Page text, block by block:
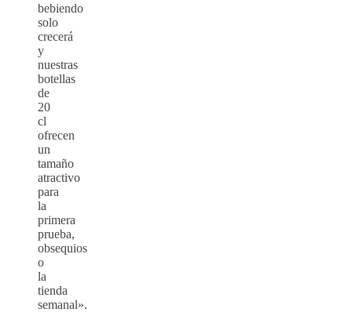
bebiendo
solo
crecerá
y
nuestras
botellas
de
20
cl
ofrecen
un
tamaño
atractivo
para
la
primera
prueba,
obsequios
o
la
tienda
semanal».